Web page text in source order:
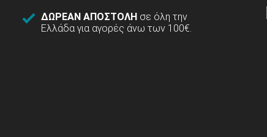
ΔΩΡΕΑΝ ΑΠΟΣΤΟΛΗ σε όλη την
Ελλάδα για αγορές άνω των 100€.